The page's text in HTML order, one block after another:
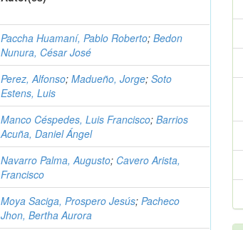
Paccha Huamaní, Pablo Roberto;Bedon
Nunura, César José
Perez, Alfonso;Madueño, Jorge;Soto
Estens, Luis
Manco Céspedes, Luis Francisco;Barrios
Acuña, Daniel Ángel
Navarro Palma, Augusto; Cavero Arista,
Francisco
Moya Saciga, Prospero Jesús;Pacheco
Jhon, Bertha Aurora